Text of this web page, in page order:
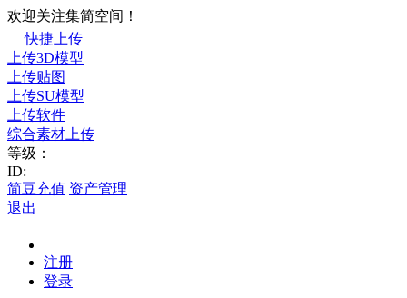
欢迎关注集简空间！
快捷上传
上传3D模型
上传贴图
上传SU模型
上传软件
综合素材上传
等级：
ID:
简豆充值 资产管理
退出
注册
登录